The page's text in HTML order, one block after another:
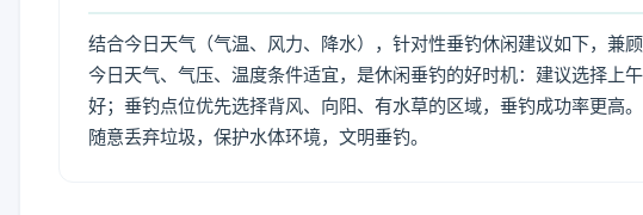
结合今日天气（气温、风力、降水），针对性垂钓休闲建议如下，兼顾
今日天气、气压、温度条件适宜，是休闲垂钓的好时机：建议选择上
好；垂钓点位优先选择背风、向阳、有水草的区域，垂钓成功率更高
随意丢弃垃圾，保护水体环境，文明垂钓。